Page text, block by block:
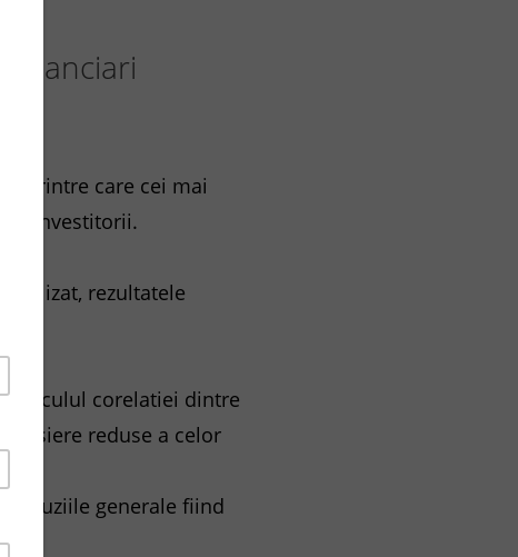
printre care cei mai
investitorii.
rezultatele
calculul corelatiei dintre
reduse a celor
generale fiind